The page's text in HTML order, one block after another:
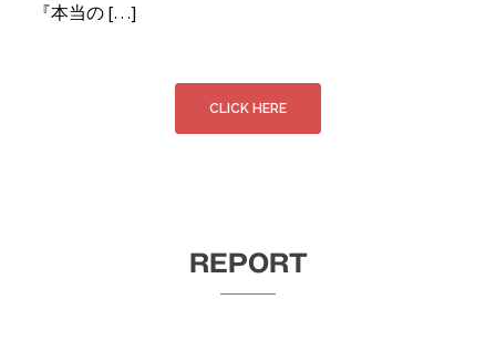
『本当の […]
CLICK HERE
REPORT